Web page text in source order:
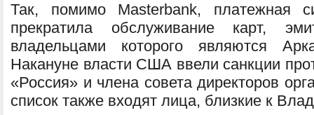
Так, помимо Masterbank, платежная
прекратила обслуживание карт,
владельцами которого являются
Накануне власти США ввели санкции
«Россия» и члена совета директоров
список также входят лица, близкие к